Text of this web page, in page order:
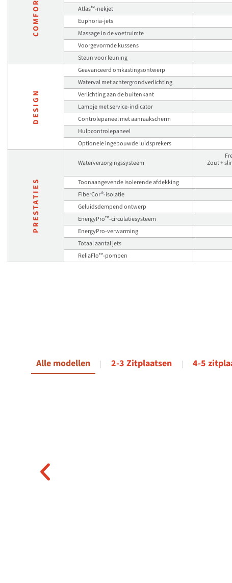
COMFORT
Atlas™-nekjet
Euphoria-jets
Massage in de voetruimte
Voorgevormde kussens
Steun voor leuning
DESIGN
Geavanceerd omkastingsontwerp
Waterval met achtergrondverlichting
Verlichting aan de buitenkant
Lampje met service-indicator
Controlepaneel met aanraakscherm
Hulpcontrolepaneel
Optionele ingebouwde luidsprekers
PRESTATIES
Waterverzorgingssysteem
Zout +
Toonaangevende isolerende afdekking
FiberCor®-isolatie
Geluidsdempend ontwerp
EnergyPro™-circulatiesysteem
EnergyPro-verwarming
Totaal aantal jets
ReliaFlo™-pompen
Alle modellen 2-3 Zitplaatsen 4-5